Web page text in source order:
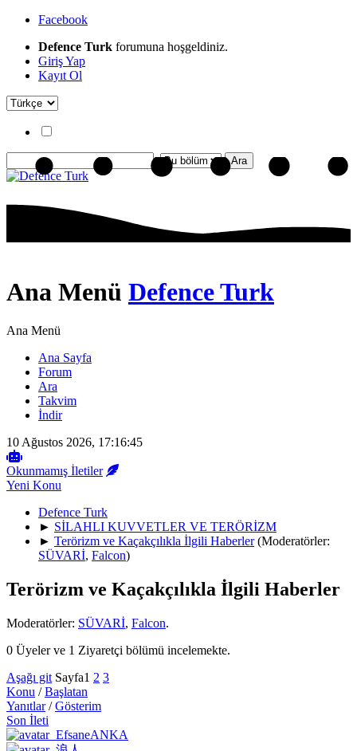
Facebook
Defence Turk forumuna hoşgeldiniz.
Giriş Yap
Kayıt Ol
Ana Menü Defence Turk
Ana Menü
Ana Sayfa
Forum
Ara
Takvim
İndir
10 Ağustos 2026, 17:16:45
Okunmamış İletiler
Yeni Konu
Defence Turk
► SİLAHLI KUVVETLER VE TERÖRİZM
► Terörizm ve Kaçakçılıkla İlgili Haberler (Moderatörler:
SÜVARİ, Falcon)
Terörizm ve Kaçakçılıkla İlgili Haberler
Moderatörler: SÜVARİ, Falcon.
0 Üyeler ve 1 Ziyaretçi bölümü incelemekte.
Aşağı git Sayfa1 2 3
Konu /Başlatan
Yanıtlar/Gösterim
Son İleti